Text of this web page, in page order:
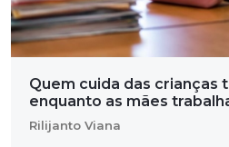
Quem cuida das crianças
enquanto as mães
Rilijanto Viana